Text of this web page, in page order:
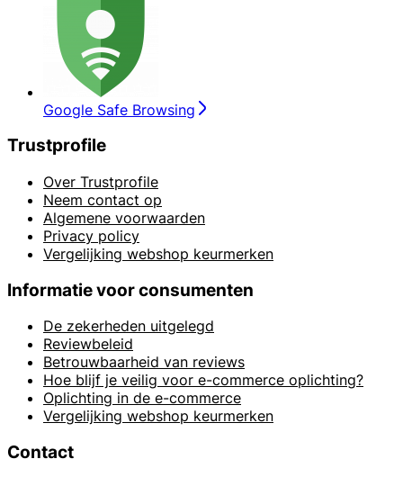
Google Safe Browsing
Trustprofile
Over Trustprofile
Neem contact op
Algemene voorwaarden
Privacy policy
Vergelijking webshop keurmerken
Informatie voor consumenten
De zekerheden uitgelegd
Reviewbeleid
Betrouwbaarheid van reviews
Hoe blijf je veilig voor e-commerce oplichting?
Oplichting in de e-commerce
Vergelijking webshop keurmerken
Contact